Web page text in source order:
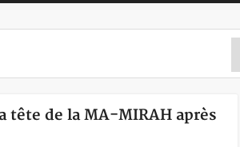
tête de la MA-MIRAH après